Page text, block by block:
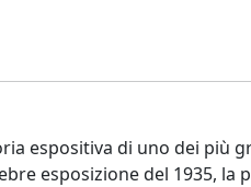
espositiva di uno dei più
esposizione del 1935,